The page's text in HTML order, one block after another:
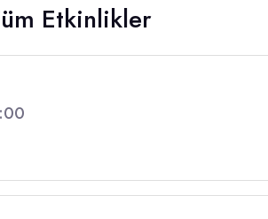
Etkinlikler